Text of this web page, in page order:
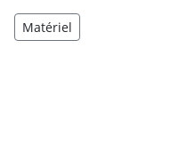
Matériel